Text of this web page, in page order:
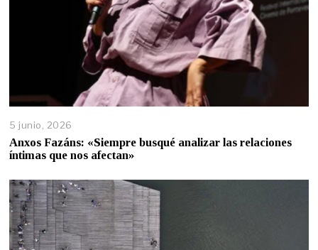
5 junio, 2026
Anxos Fazáns: «Siempre busqué analizar las relaciones
íntimas que nos afectan»